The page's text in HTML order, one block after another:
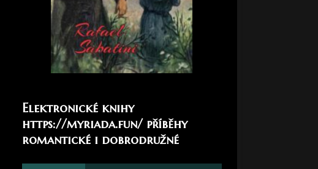
Elektronické knihy
https://myriada.fun/příběhy
romantické i dobrodružné